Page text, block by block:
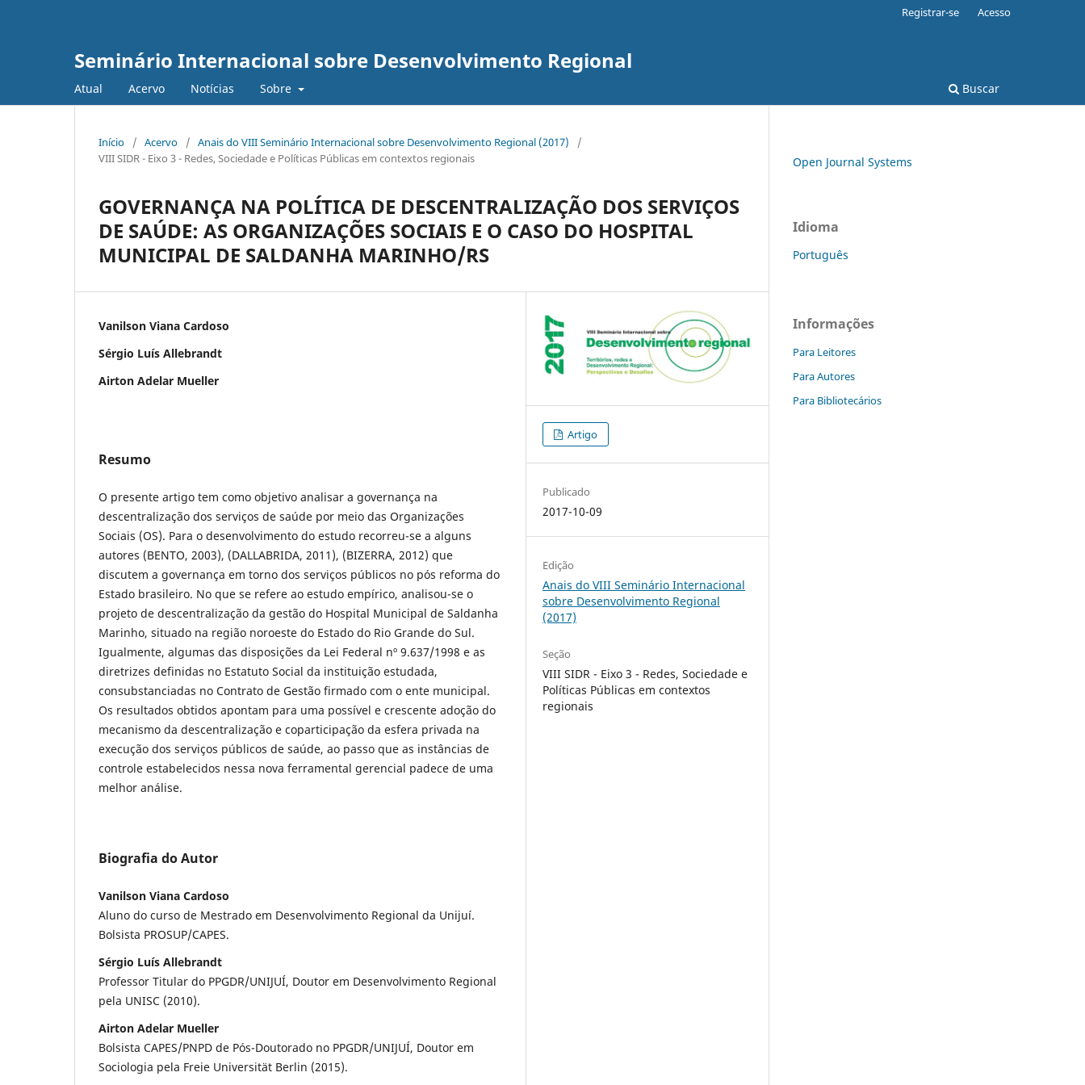
Seminário Internacional sobre Desenvolvimento Regional
Atual Acervo Notícias Sobre Buscar
Registrar-se Acesso
Início / Acervo / Anais do VIII Seminário Internacional sobre Desenvolvimento Regional (2017)
/
VIII SIDR - Eixo 3 - Redes, Sociedade e Políticas Públicas em contextos regionais
GOVERNANÇA NA POLÍTICA DE DESCENTRALIZAÇÃO DOS SERVIÇOS
DE SAÚDE: AS ORGANIZAÇÕES SOCIAIS E O CASO DO HOSPITAL
MUNICIPAL DE SALDANHA MARINHO/RS
Vanilson Viana Cardoso
Sérgio Luís Allebrandt
Airton Adelar Mueller
Resumo
O presente artigo tem como objetivo analisar a governança na
descentralização dos serviços de saúde por meio das Organizações
Sociais (OS). Para o desenvolvimento do estudo recorreu-se a alguns
autores (BENTO, 2003), (DALLABRIDA, 2011), (BIZERRA, 2012) que
discutem a governança em torno dos serviços públicos no pós reforma do
Estado brasileiro. No que se refere ao estudo empírico, analisou-se o
projeto de descentralização da gestão do Hospital Municipal de Saldanha
Marinho, situado na região noroeste do Estado do Rio Grande do Sul.
Igualmente, algumas das disposições da Lei Federal nº 9.637/1998 e as
diretrizes definidas no Estatuto Social da instituição estudada,
consubstanciadas no Contrato de Gestão firmado com o ente municipal.
Os resultados obtidos apontam para uma possível e crescente adoção do
mecanismo da descentralização e coparticipação da esfera privada na
execução dos serviços públicos de saúde, ao passo que as instâncias de
controle estabelecidos nessa nova ferramental gerencial padece de uma
melhor análise.
Biografia do Autor
Vanilson Viana Cardoso
Aluno do curso de Mestrado em Desenvolvimento Regional da Unijuí.
Bolsista PROSUP/CAPES.
Sérgio Luís Allebrandt
Professor Titular do PPGDR/UNIJUÍ, Doutor em Desenvolvimento Regional
pela UNISC (2010).
Airton Adelar Mueller
Bolsista CAPES/PNPD de Pós-Doutorado no PPGDR/UNIJUÍ, Doutor em
Sociologia pela Freie Universität Berlin (2015).
Artigo
Publicado
2017-10-09
Edição
Anais do VIII Seminário Internacional
sobre Desenvolvimento Regional
(2017)
Seção
VIII SIDR - Eixo 3 - Redes, Sociedade e
Políticas Públicas em contextos
regionais
Open Journal Systems
Idioma
Português
Informações
Para Leitores
Para Autores
Para Bibliotecários